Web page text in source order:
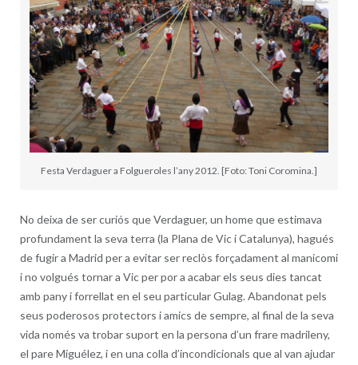
Festa Verdaguer a Folgueroles l’any 2012. [Foto: Toni Coromina.]
No deixa de ser curiós que Verdaguer, un home que estimava
profundament la seva terra (la Plana de Vic i Catalunya), hagués
de fugir a Madrid per a evitar ser reclòs forçadament al manicomi
i no volgués tornar a Vic per por a acabar els seus dies tancat
amb pany i forrellat en el seu particular Gulag. Abandonat pels
seus poderosos protectors i amics de sempre, al final de la seva
vida només va trobar suport en la persona d’un frare madrileny,
el pare Miguélez, i en una colla d’incondicionals que al van ajudar